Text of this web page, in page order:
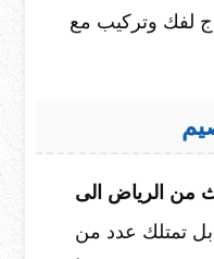
لفك وتركيب مع
من الرياض الى
تمتلك عدد من